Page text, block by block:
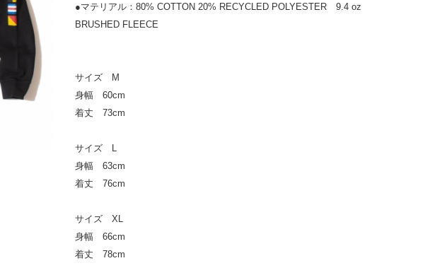
●マテリアル：80% COTTON 20% RECYCLED POLYESTER 9.4 oz
BRUSHED FLEECE
サイズ M
身幅 60cm
着丈 73cm
サイズ L
身幅 63cm
着丈 76cm
サイズ XL
身幅 66cm
着丈 78cm